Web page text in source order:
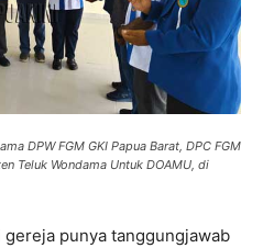
DPW FGM GKI Papua Barat, DPC FGM
Teluk Wondama Untuk DOAMU, di
punya tanggungjawab